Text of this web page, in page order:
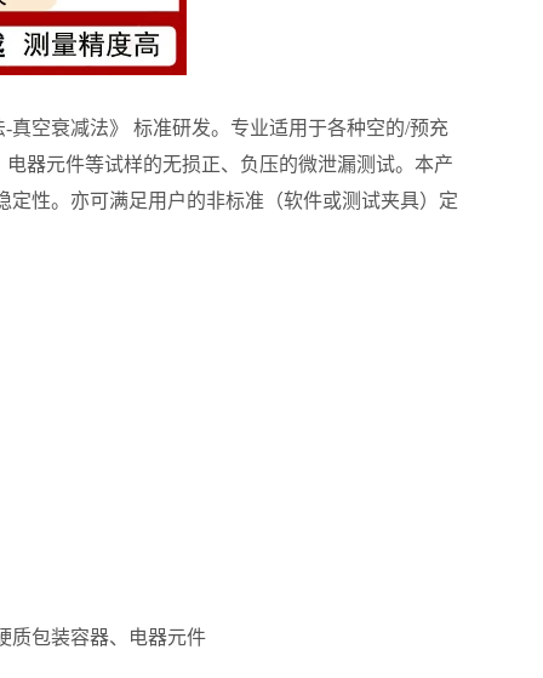
真空衰减法》 标准研发。专业适用于各种空的/预充
器元件等试样的无损正、负压的微泄漏测试。本产
性。亦可满足用户的非标准（软件或测试夹具）定
质包装容器、电器元件